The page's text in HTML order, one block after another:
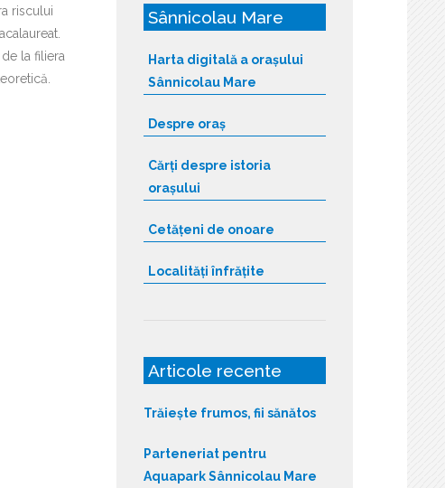
riscului
la filiera
Sânnicolau Mare
Harta digitală a orașului
Sânnicolau Mare
Despre oraș
Cărți despre istoria
orașului
Cetățeni de onoare
Localități înfrățite
Articole recente
Trăiește frumos, fii sănătos
Parteneriat pentru
Aquapark Sânnicolau Mare